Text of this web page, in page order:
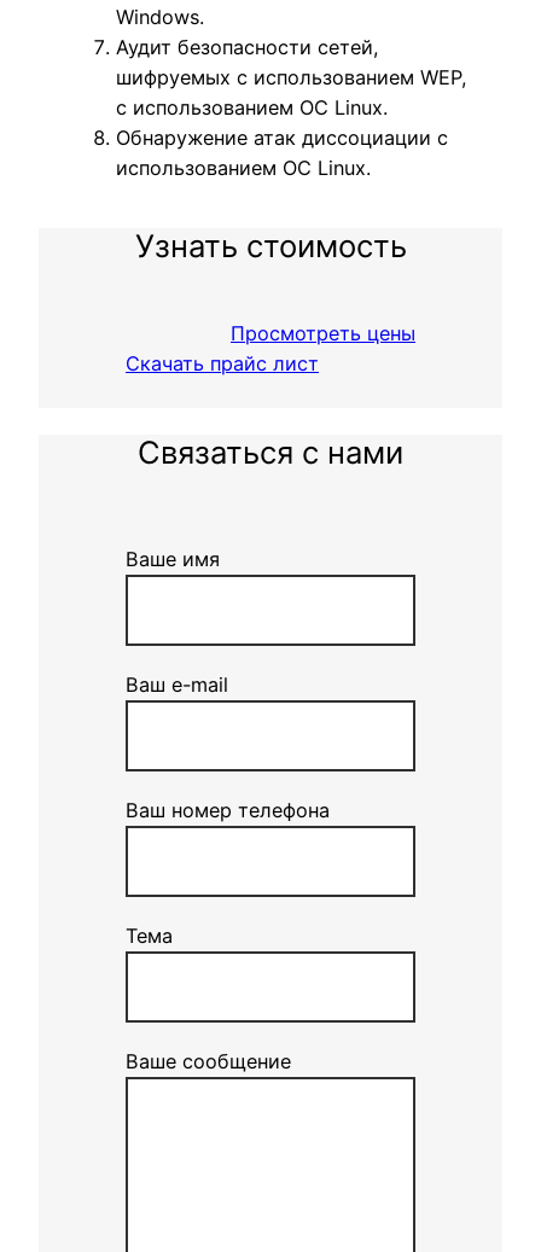
Windows.
Аудит безопасности сетей,
шифруемых с использованием WEP,
с использованием ОС Linux.
Обнаружение атак диссоциации с
использованием ОС Linux.
Узнать стоимость
Просмотреть цены
Скачать прайс лист
Связаться с нами
Ваше имя
Ваш e-mail
Ваш номер телефона
Тема
Ваше сообщение